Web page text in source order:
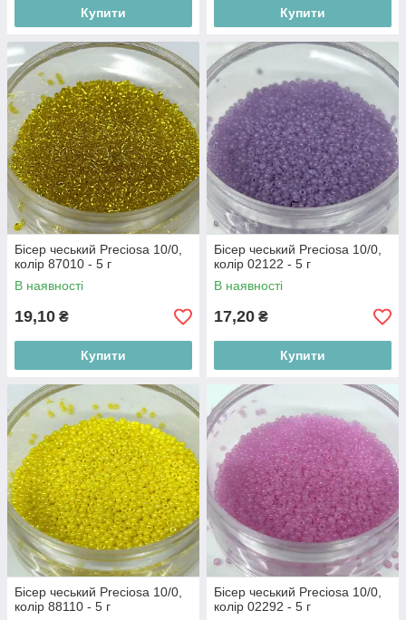
Купити Купити
Бісер чеський Preciosa 10/0,
колір 87010 - 5 г
В наявності
19,10 ₴
Купити
Бісер чеський Preciosa 10/0,
колір 02122 - 5 г
В наявності
17,20 ₴
Купити
Бісер чеський Preciosa 10/0,
колір 88110 - 5 г
Бісер чеський Preciosa 10/0,
колір 02292 - 5 г